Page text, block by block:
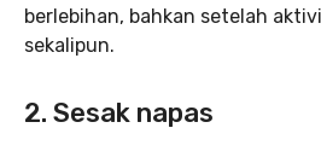
berlebihan, bahkan setelah
sekalipun.
2. Sesak napas